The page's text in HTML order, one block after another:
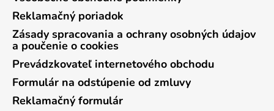
Reklamačný poriadok
Zásady spracovania a ochrany osobných údajov
a poučenie o cookies
Prevádzkovateľ internetového obchodu
Formulár na odstúpenie od zmluvy
Reklamačný formulár